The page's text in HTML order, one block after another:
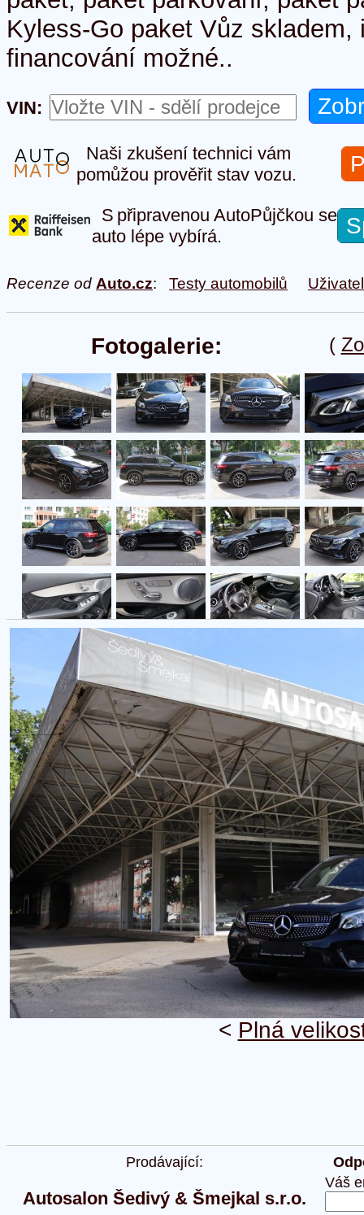
Kyless-Go paket Vůz skladem,
financování možné..
VIN:
Naši zkušení technici vám
pomůžou prověřit stav vozu.
S připravenou AutoPůjčkou se
auto lépe vybírá.
Recenze od Auto.cz: Testy automobilů
(
Fotogalerie:
< Plná
Prodávající:
Autosalon Šedivý & Šmejkal s.r.o.
Váš